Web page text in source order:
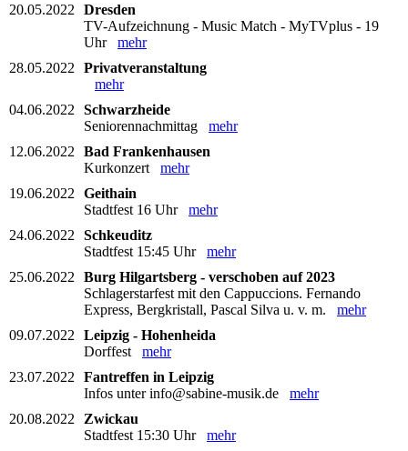
20.05.2022
Dresden
TV-Aufzeichnung - Music Match - MyTVplus - 19
Uhr mehr
28.05.2022
Privatveranstaltung
mehr
04.06.2022
Schwarzheide
Seniorennachmittag mehr
12.06.2022
Bad Frankenhausen
Kurkonzert mehr
19.06.2022
Geithain
Stadtfest 16 Uhr mehr
24.06.2022
Schkeuditz
Stadtfest 15:45 Uhr mehr
25.06.2022
Burg Hilgartsberg - verschoben auf 2023
Schlagerstarfest mit den Cappuccions. Fernando
Express, Bergkristall, Pascal Silva u. v. m. mehr
09.07.2022
Leipzig - Hohenheida
Dorffest mehr
23.07.2022
Fantreffen in Leipzig
Infos unter info@sabine-musik.de mehr
20.08.2022
Zwickau
Stadtfest 15:30 Uhr mehr